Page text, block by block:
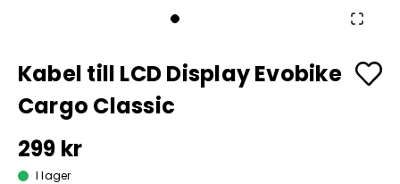
Kabel till LCD Display Evobike
Cargo Classic
299 kr
I lager